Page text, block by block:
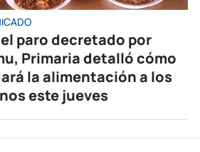
paro decretado por
Primaria detalló cómo
la alimentación a los
este jueves